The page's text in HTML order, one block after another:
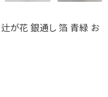
辻が花 銀通し 箔 青緑 お